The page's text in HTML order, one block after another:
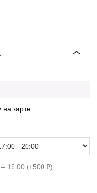
на карте
19:00 (+500 ₽)